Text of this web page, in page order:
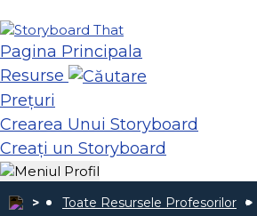
Pagina Principala
Resurse
Prețuri
Crearea Unui Storyboard
Creați un Storyboard
Toate Resursele Profesorilor